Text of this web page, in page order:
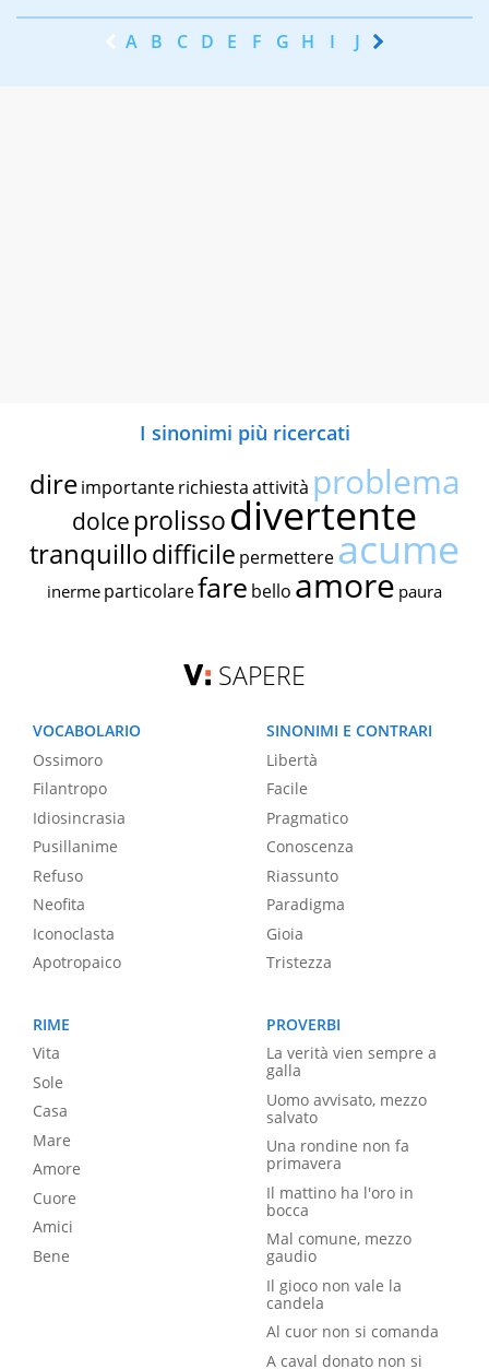
A B C D E F G H I J K
I sinonimi più ricercati
dire importante richiestaattività problema
dolce prolissodivertente
tranquillodifficile permettereacume
inerme particolarefare bello amore paura
SAPERE
VOCABOLARIO
Ossimoro
Filantropo
Idiosincrasia
Pusillanime
Refuso
Neofita
Iconoclasta
Apotropaico
SINONIMI E CONTRARI
Libertà
Facile
Pragmatico
Conoscenza
Riassunto
Paradigma
Gioia
Tristezza
RIME
Vita
Sole
Casa
Mare
Amore
Cuore
Amici
Bene
PROVERBI
La verità vien sempre a
galla
Uomo avvisato, mezzo
salvato
Una rondine non fa
primavera
Il mattino ha l'oro in
bocca
Mal comune, mezzo
gaudio
Il gioco non vale la
candela
Al cuor non si comanda
A caval donato non si